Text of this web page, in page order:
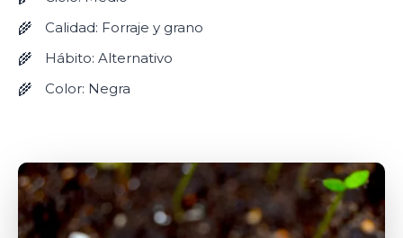
Calidad: Forraje y grano
Hábito: Alternativo
Color: Negra